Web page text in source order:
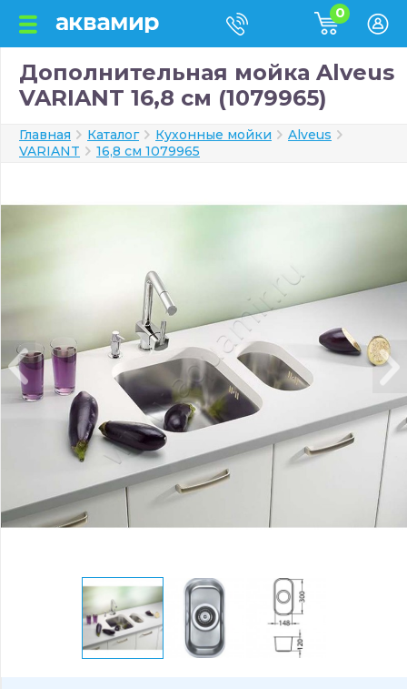
0
Дополнительная мойка Alveus
VARIANT 16,8 см (1079965)
Главная Каталог Кухонные мойки
Alveus
VARIANT
16,8 см 1079965